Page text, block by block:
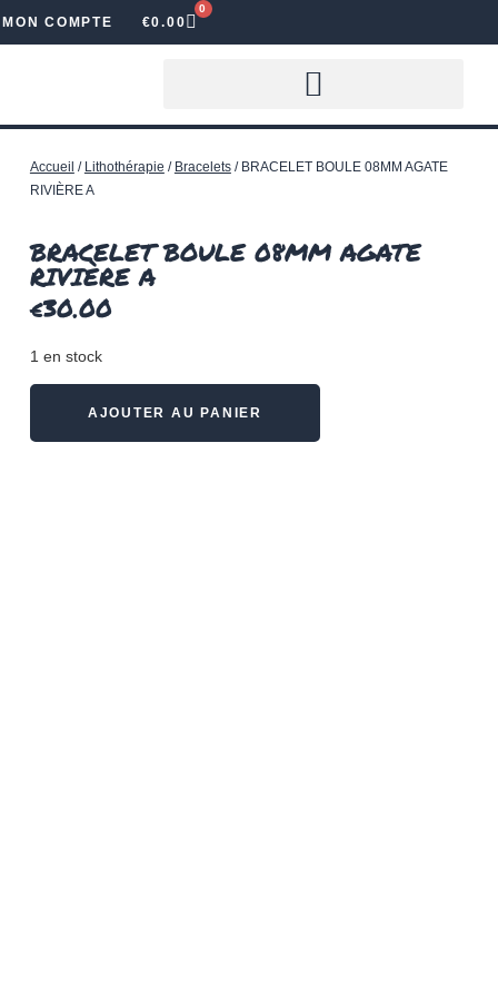
MON COMPTE €0.00
0
Accueil / Lithothérapie / Bracelets/ BRACELET BOULE 08MM AGATE
RIVIÈRE A
BRACELET BOULE 08MM AGATE
RIVIÈRE A
€30.00
1 en stock
AJOUTER AU PANIER